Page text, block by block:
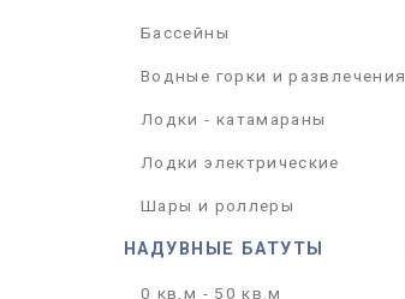
Бассейны
Водные горки и развлечения
Лодки - катамараны
Лодки электрические
Шары и роллеры
НАДУВНЫЕ БАТУТЫ
0 кв.м - 50 кв.м